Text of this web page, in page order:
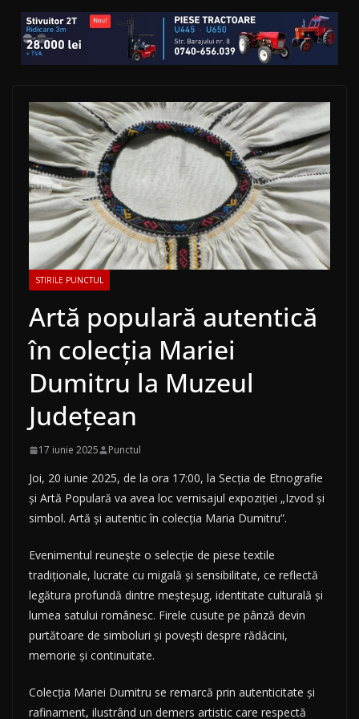
STIRILE PUNCTUL
Artă populară autentică
în colecția Mariei
Dumitru la Muzeul
Județean
17 iunie 2025 Punctul
Joi, 20 iunie 2025, de la ora 17:00, la Secția de Etnografie
și Artă Populară va avea loc vernisajul expoziției „Izvod și
simbol. Artă și autentic în colecția Maria Dumitru”.
Evenimentul reunește o selecție de piese textile
tradiționale, lucrate cu migală și sensibilitate, ce reflectă
legătura profundă dintre meșteșug, identitate culturală și
lumea satului românesc. Firele cusute pe pânză devin
purtătoare de simboluri și povești despre rădăcini,
memorie și continuitate.
Colecția Mariei Dumitru se remarcă prin autenticitate și
rafinament, ilustrând un demers artistic care respectă